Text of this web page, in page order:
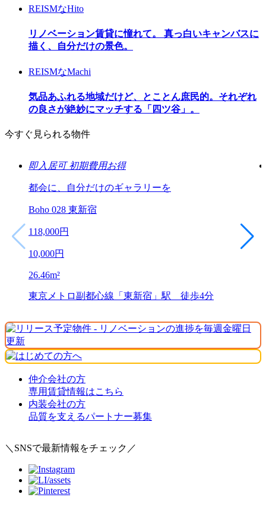
REISMなHito
リノベーション賃貸に憧れて。 真っ白いキャンバスに
描く、自分だけの景色。
REISMなMachi
気品あふれる地域だけど、とことん庶民的。それぞれ
の良さが絶妙にマッチする「四ツ谷」。
今すぐ見られる物件
即入居可 初期費用お得
都会に、自分だけのギャラリーを
Boho 028 東新宿
118,000円
10,000円
26.46m²
東京メトロ副都心線「東新宿」駅 徒歩4分
仲介会社の方
専用賃貸情報はこちら
内装会社の方
品質を支えるパートナー募集
＼SNSで最新情報をチェック／